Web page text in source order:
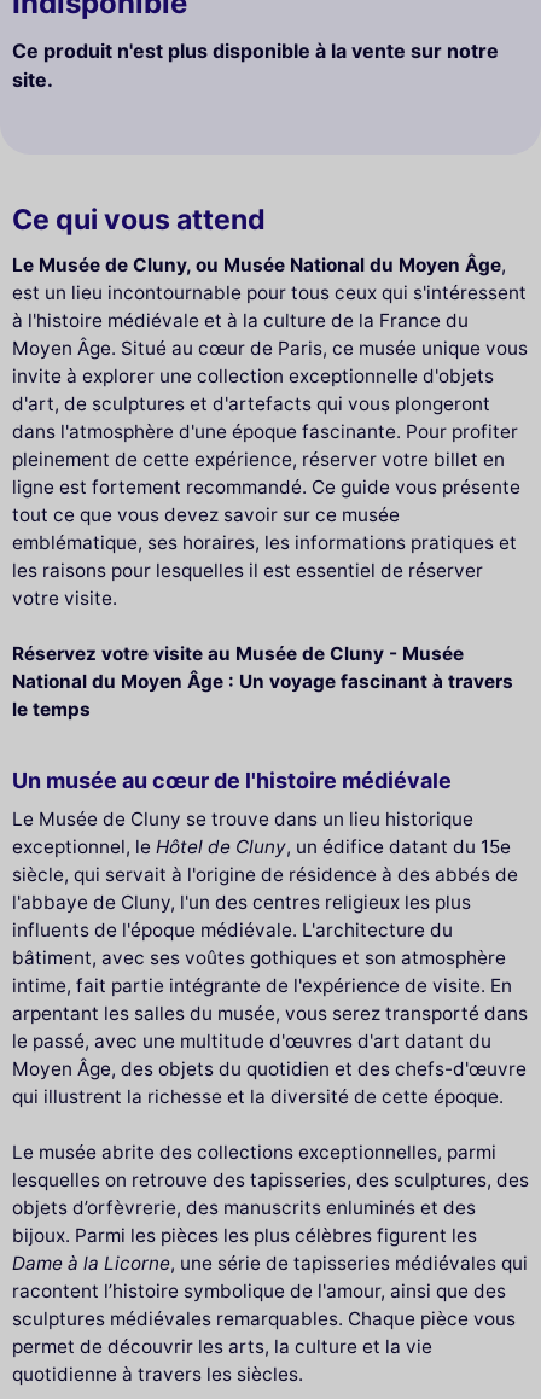
Ce produit n'est plus disponible à la vente sur notre
site.
Ce qui vous attend
Le Musée de Cluny, ou Musée National du Moyen Âge,
est un lieu incontournable pour tous ceux qui s'intéressent
à l'histoire médiévale et à la culture de la France du
Moyen Âge. Situé au cœur de Paris, ce musée unique vous
invite à explorer une collection exceptionnelle d'objets
d'art, de sculptures et d'artefacts qui vous plongeront
dans l'atmosphère d'une époque fascinante. Pour profiter
pleinement de cette expérience, réserver votre billet en
ligne est fortement recommandé. Ce guide vous présente
tout ce que vous devez savoir sur ce musée
emblématique, ses horaires, les informations pratiques et
les raisons pour lesquelles il est essentiel de réserver
votre visite.
Réservez votre visite au Musée de Cluny - Musée
National du Moyen Âge : Un voyage fascinant à travers
le temps
Un musée au cœur de l'histoire médiévale
Le Musée de Cluny se trouve dans un lieu historique
exceptionnel, le Hôtel de Cluny, un édifice datant du 15e
siècle, qui servait à l'origine de résidence à des abbés de
l'abbaye de Cluny, l'un des centres religieux les plus
influents de l'époque médiévale. L'architecture du
bâtiment, avec ses voûtes gothiques et son atmosphère
intime, fait partie intégrante de l'expérience de visite. En
arpentant les salles du musée, vous serez transporté dans
le passé, avec une multitude d'œuvres d'art datant du
Moyen Âge, des objets du quotidien et des chefs-d'œuvre
qui illustrent la richesse et la diversité de cette époque.
Le musée abrite des collections exceptionnelles, parmi
lesquelles on retrouve des tapisseries, des sculptures, des
objets d’orfèvrerie, des manuscrits enluminés et des
bijoux. Parmi les pièces les plus célèbres figurent les
Dame à la Licorne, une série de tapisseries médiévales qui
racontent l’histoire symbolique de l'amour, ainsi que des
sculptures médiévales remarquables. Chaque pièce vous
permet de découvrir les arts, la culture et la vie
quotidienne à travers les siècles.